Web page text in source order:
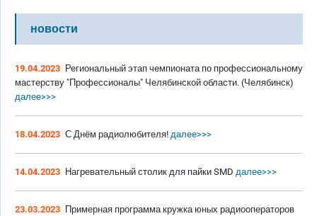
новости
19.04.2023 Региональный этап чемпионата по профессиональному
мастерству "Профессионалы" Челябинской области. (Челябинск)
далее>>>
18.04.2023 С Днём радиолюбителя! далее>>>
14.04.2023 Нагревательный столик для пайки SMD далее>>>
23.03.2023 Примерная программа кружка юных радиооператоров